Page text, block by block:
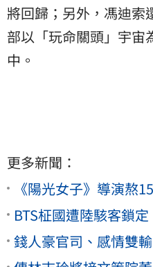
將回歸；另外，馮迪索
部以「玩命關頭」宇宙
中。
更多新聞：
《陽光女子》導演熬
BTS柾國遭陸駭客鎖
錢人豪官司、感情雙